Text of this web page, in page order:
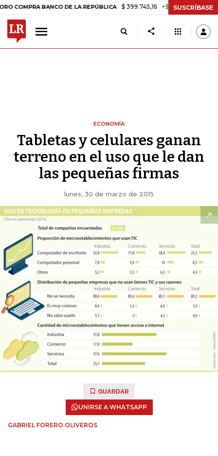
BANCO DE LA REPÚBLICA $ 399.745,16 +$ 2.295,71 +0,58%
SUSCRÍBASE
ECONOMÍA
Tabletas y celulares ganan
terreno en el uso que le dan
las pequeñas firmas
lunes, 30 de marzo de 2015
GUARDAR
UNIRSE A WHATSAPP
GABRIEL FORERO OLIVEROS